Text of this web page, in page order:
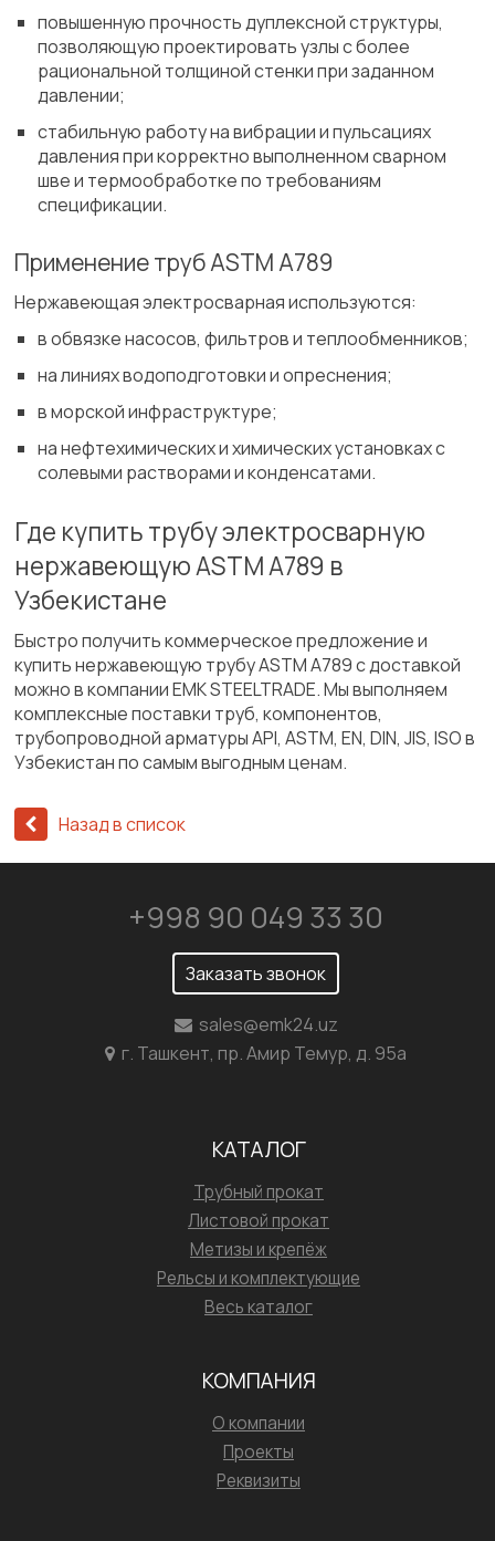
повышенную прочность дуплексной структуры,
позволяющую проектировать узлы с более
рациональной толщиной стенки при заданном
давлении;
стабильную работу на вибрации и пульсациях
давления при корректно выполненном сварном
шве и термообработке по требованиям
спецификации.
Применение труб ASTM A789
Нержавеющая электросварная используются:
в обвязке насосов, фильтров и теплообменников;
на линиях водоподготовки и опреснения;
в морской инфраструктуре;
на нефтехимических и химических установках с
солевыми растворами и конденсатами.
Где купить трубу электросварную
нержавеющую ASTM A789 в
Узбекистане
Быстро получить коммерческое предложение и
купить нержавеющую трубу ASTM A789 с доставкой
можно в компании EMK STEELTRADE. Мы выполняем
комплексные поставки труб, компонентов,
трубопроводной арматуры API, ASTM, EN, DIN, JIS, ISO в
Узбекистан по самым выгодным ценам.
Назад в список
+998 90 049 33 30
Заказать звонок
sales@emk24.uz
г. Ташкент, пр. Амир Темур, д. 95а
КАТАЛОГ
Трубный прокат
Листовой прокат
Метизы и крепёж
Рельсы и комплектующие
Весь каталог
КОМПАНИЯ
О компании
Проекты
Реквизиты